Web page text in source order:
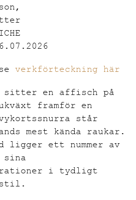
verkförteckning här
sitter en affisch på
framför en
står
mest kända raukar.
ligger ett nummer av
sina
i tydligt
stil.